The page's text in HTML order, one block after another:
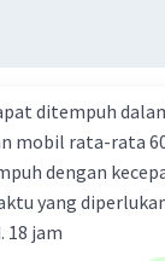
ditempuh
mobil rata-rata
dengan
diperlukan adalah
c. 15 jam d. 18 jam